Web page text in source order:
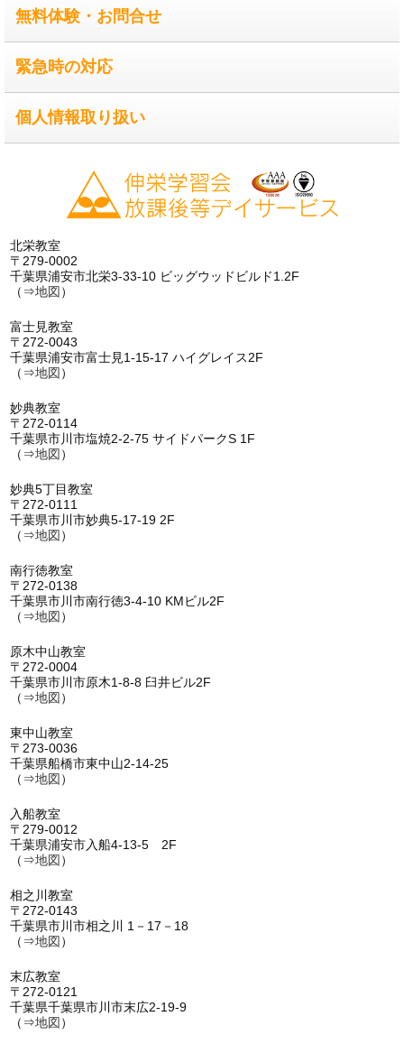
無料体験・お問合せ
緊急時の対応
個人情報取り扱い
北栄教室
〒279-0002
千葉県浦安市北栄3-33-10 ビッグウッドビルド1.2F
（⇒地図 ）
富士見教室
〒272-0043
千葉県浦安市富士見1-15-17 ハイグレイス2F
（⇒地図 ）
妙典教室
〒272-0114
千葉県市川市塩焼2-2-75 サイドパークS 1F
（⇒地図 ）
妙典5丁目教室
〒272-0111
千葉県市川市妙典5-17-19 2F
（⇒地図 ）
南行徳教室
〒272-0138
千葉県市川市南行徳3-4-10 KMビル2F
（⇒地図 ）
原木中山教室
〒272-0004
千葉県市川市原木1-8-8 臼井ビル2F
（⇒地図 ）
東中山教室
〒273-0036
千葉県船橋市東中山2-14-25
（⇒地図 ）
入船教室
〒279-0012
千葉県浦安市入船4-13-5 2F
（⇒地図 ）
相之川教室
〒272-0143
千葉県市川市相之川 1－17－18
（⇒地図 ）
末広教室
〒272-0121
千葉県千葉県市川市末広2-19-9
（⇒地図 ）